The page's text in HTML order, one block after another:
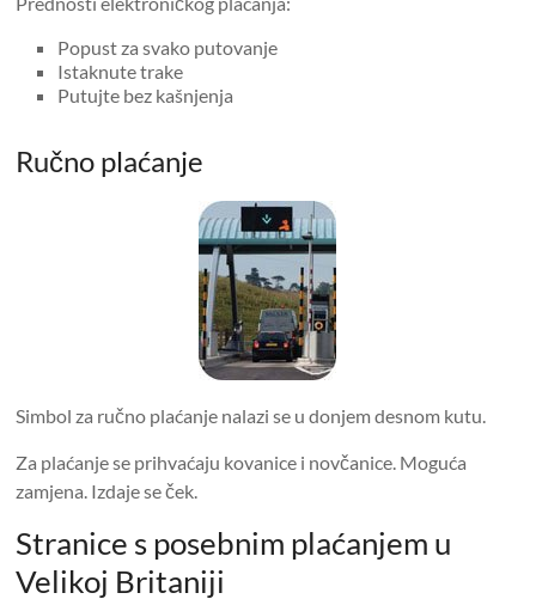
Popust za svako putovanje
Istaknute trake
Putujte bez kašnjenja
Ručno plaćanje
Simbol za ručno plaćanje nalazi se u donjem desnom kutu.
Za plaćanje se prihvaćaju kovanice i novčanice. Moguća
zamjena. Izdaje se ček.
Stranice s posebnim plaćanjem u
Velikoj Britaniji